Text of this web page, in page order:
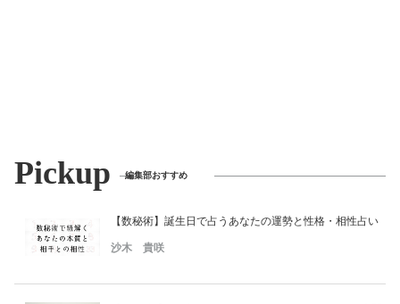
妊娠/出産/家族
ココロ/カラダ
Pickup 編集部おすすめ
【数秘術】誕生日で占うあなたの運勢と性格・相性占い
沙木 貴咲